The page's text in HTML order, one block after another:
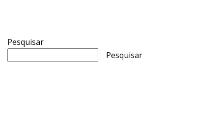
Pesquisar
Pesquisar